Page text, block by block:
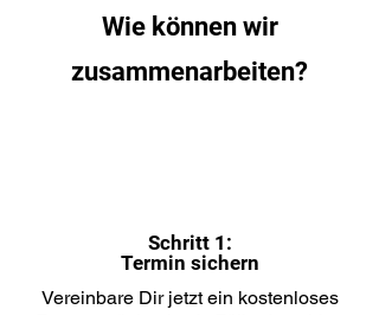
Wie können wir
zusammenarbeiten?
Schritt 1:
Termin sichern
Vereinbare Dir jetzt ein kostenloses